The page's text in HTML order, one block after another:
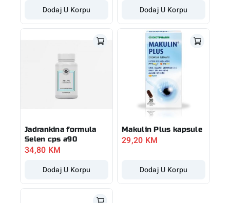
Dodaj U Korpu Dodaj U Korpu
Jadrankina formula
Selen cps a90
34,80 KM
Dodaj U Korpu
Makulin Plus kapsule
29,20 KM
Dodaj U Korpu